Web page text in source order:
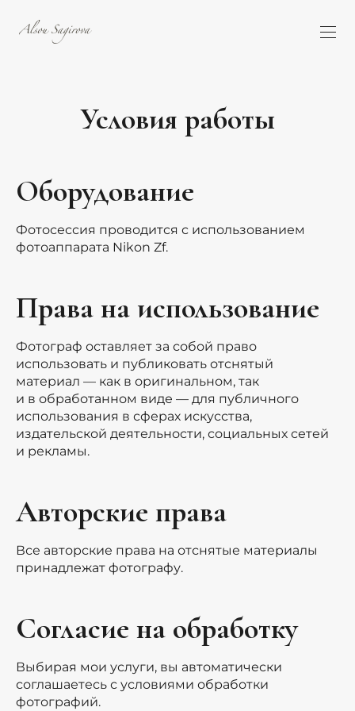
Условия работы
Оборудование
Фотосессия проводится с использованием
фотоаппарата Nikon Zf.
Права на использование
Фотограф оставляет за собой право
использовать и публиковать отснятый
материал — как в оригинальном, так
и в обработанном виде — для публичного
использования в сферах искусства,
издательской деятельности, социальных сетей
и рекламы.
Авторские права
Все авторские права на отснятые материалы
принадлежат фотографу.
Согласие на обработку
Выбирая мои услуги, вы автоматически
соглашаетесь с условиями обработки
фотографий.